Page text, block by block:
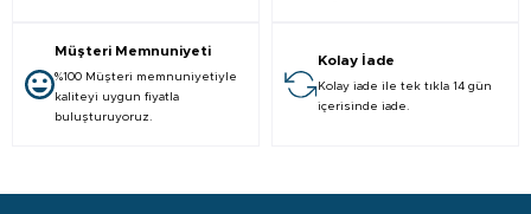
Müşteri Memnuniyeti
%100 Müşteri memnuniyetiyle
kaliteyi uygun fiyatla
buluşturuyoruz.
Kolay İade
Kolay iade ile tek tıkla 14 gün
içerisinde iade.